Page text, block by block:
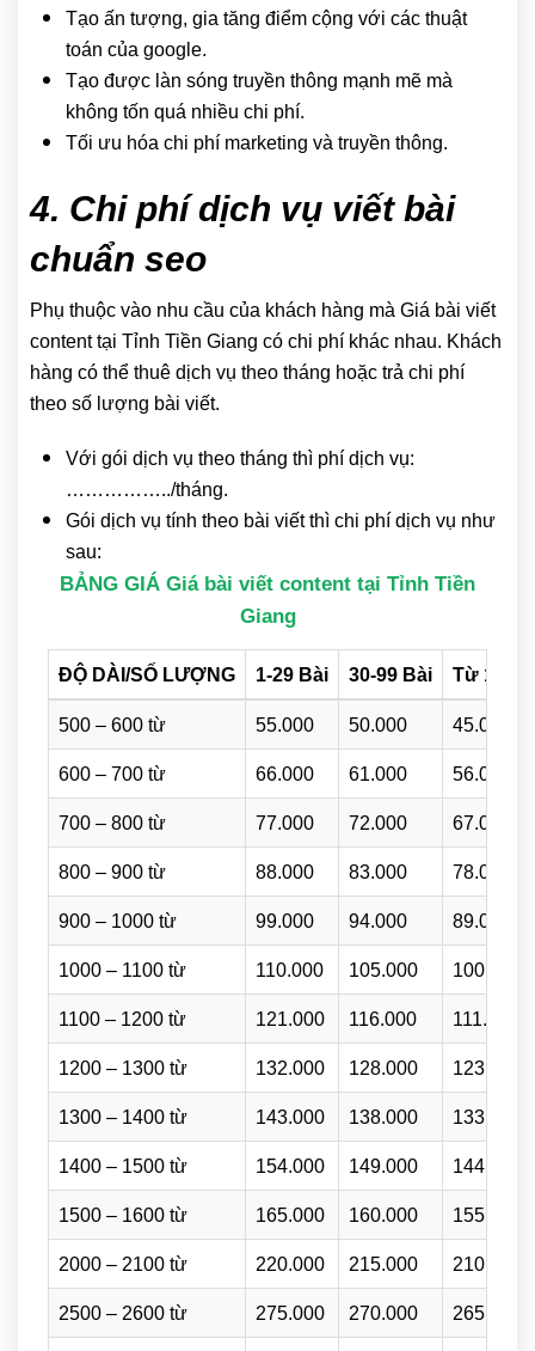
Tạo ấn tượng, gia tăng điểm cộng với các thuật
toán của google.
Tạo được làn sóng truyền thông mạnh mẽ mà
không tốn quá nhiều chi phí.
Tối ưu hóa chi phí marketing và truyền thông.
4. Chi phí dịch vụ viết bài
chuẩn seo
Phụ thuộc vào nhu cầu của khách hàng mà Giá bài viết
content tại Tỉnh Tiền Giang có chi phí khác nhau. Khách
hàng có thể thuê dịch vụ theo tháng hoặc trả chi phí
theo số lượng bài viết.
Với gói dịch vụ theo tháng thì phí dịch vụ:
……………../tháng.
Gói dịch vụ tính theo bài viết thì chi phí dịch vụ như
sau:
BẢNG GIÁ Giá bài viết content tại Tỉnh Tiền
Giang
ĐỘ DÀI/SỐ LƯỢNG 1-29 Bài 30-99 Bài Từ 100
500 – 600 từ 55.000 50.000 45.000
600 – 700 từ 66.000 61.000 56.000
700 – 800 từ 77.000 72.000 67.000
800 – 900 từ 88.000 83.000 78.000
900 – 1000 từ 99.000 94.000 89.000
1000 – 1100 từ 110.000 105.000 100.000
1100 – 1200 từ 121.000 116.000 111.000
1200 – 1300 từ 132.000 128.000 123.000
1300 – 1400 từ 143.000 138.000 133.000
1400 – 1500 từ 154.000 149.000 144.000
1500 – 1600 từ 165.000 160.000 155.000
2000 – 2100 từ 220.000 215.000 210.000
2500 – 2600 từ 275.000 270.000 265.000